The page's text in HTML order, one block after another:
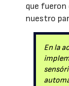
que fueron
nuestro
En la